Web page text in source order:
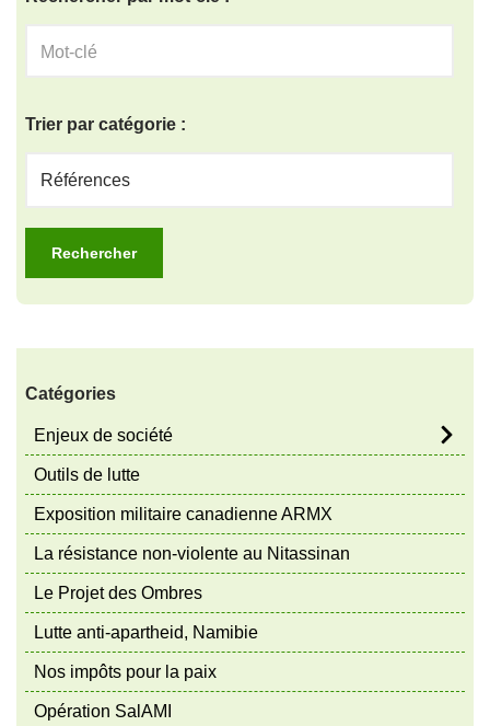
Trier par catégorie :
Catégories
Enjeux de société
Outils de lutte
Exposition militaire canadienne ARMX
La résistance non-violente au Nitassinan
Le Projet des Ombres
Lutte anti-apartheid, Namibie
Nos impôts pour la paix
Opération SalAMI